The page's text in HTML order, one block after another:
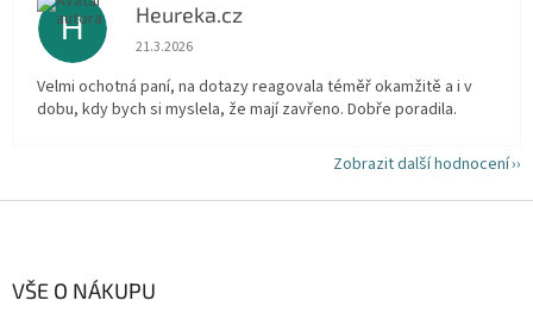
H Heureka.cz
Hodnocení obchodu je 5 z 5 hvězdiček.
21.3.2026
Velmi ochotná paní, na dotazy reagovala téměř okamžitě a i v
dobu, kdy bych si myslela, že mají zavřeno. Dobře poradila.
Zobrazit další hodnocení
VŠE O NÁKUPU